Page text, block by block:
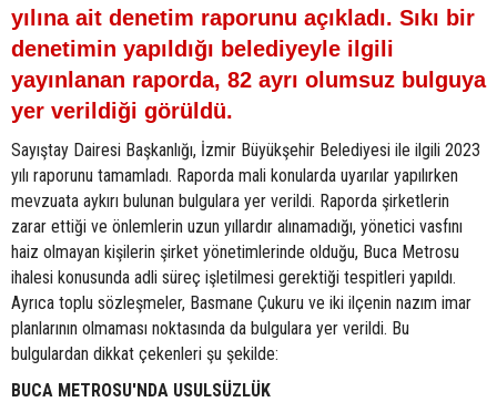
yılına ait denetim raporunu açıkladı. Sıkı bir
denetimin yapıldığı belediyeyle ilgili
yayınlanan raporda, 82 ayrı olumsuz bulguya
yer verildiği görüldü.
Sayıştay Dairesi Başkanlığı, İzmir Büyükşehir Belediyesi ile ilgili 2023
yılı raporunu tamamladı. Raporda mali konularda uyarılar yapılırken
mevzuata aykırı bulunan bulgulara yer verildi. Raporda şirketlerin
zarar ettiği ve önlemlerin uzun yıllardır alınamadığı, yönetici vasfını
haiz olmayan kişilerin şirket yönetimlerinde olduğu, Buca Metrosu
ihalesi konusunda adli süreç işletilmesi gerektiği tespitleri yapıldı.
Ayrıca toplu sözleşmeler, Basmane Çukuru ve iki ilçenin nazım imar
planlarının olmaması noktasında da bulgulara yer verildi. Bu
bulgulardan dikkat çekenleri şu şekilde:
BUCA METROSU'NDA USULSÜZLÜK